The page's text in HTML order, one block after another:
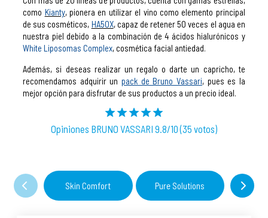
como Kianty, pionera en utilizar el vino como elemento principal
de sus cosméticos, HA50X, capaz de retener 50 veces el agua en
nuestra piel debido a la combinación de 4 ácidos hialurónicos y
White Liposomas Complex, cosmética facial antiedad.
Además, si deseas realizar un regalo o darte un capricho, te
recomendamos adquirir unpack de Bruno Vassari, pues es la
mejor opción para disfrutar de sus productos a un precio ideal.
Opiniones BRUNO VASSARI 9.8/10 (35 votos)
Skin Comfort Pure Solutions